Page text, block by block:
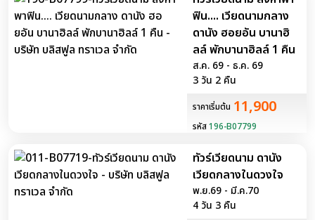
ฟิน.... เวียดนามกลาง
ดานัง ฮอยอัน บานาฮิ
ลล์ พักบานาฮิลล์ 1 คืน
ส.ค. 69 - ธ.ค. 69
3 วัน 2 คืน
ราคาเริ่มต้น 11,900
รหัส196-B07799
ทัวร์เวียดนาม ดานัง
เวียดกลางในดวงใจ
พ.ย.69 - มี.ค.70
4 วัน 3 คืน